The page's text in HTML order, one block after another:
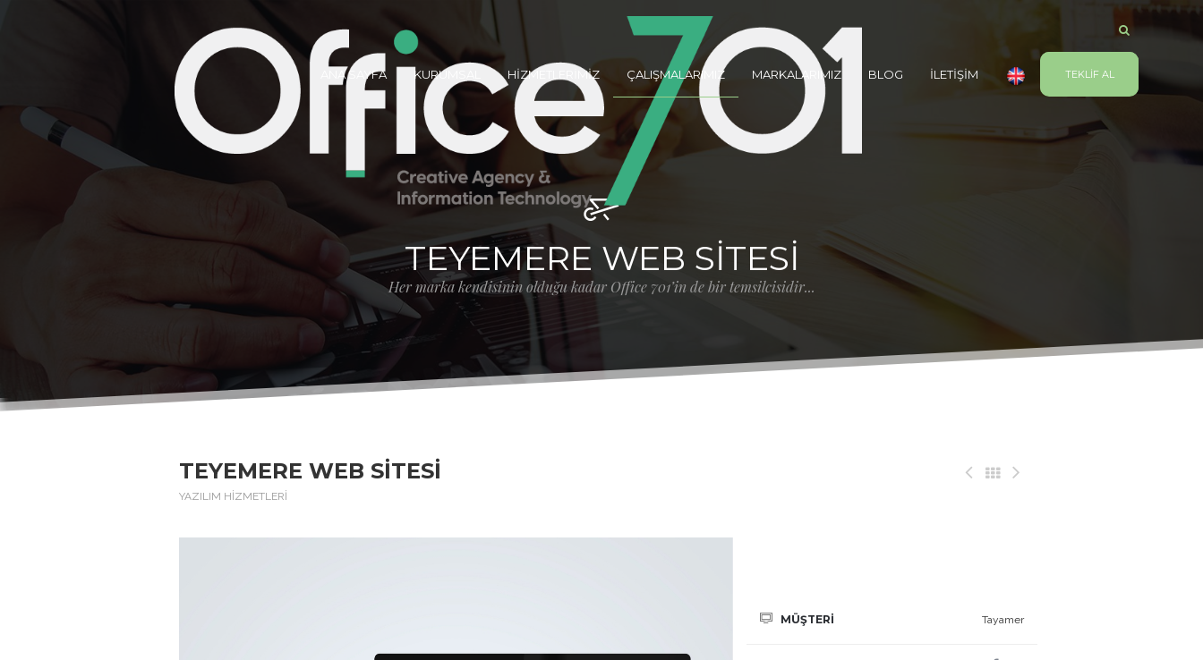
ANA SAYFA KURUMSAL HİZMETLERİMİZ ÇALIŞMALARIMIZ MARKALARIMIZ BLOG İLETİŞİM TEKLİF AL
TEYEMERE WEB SITESI
Her marka kendisinin olduğu kadar Office 701’in de bir temsilcisidir...
TEYEMERE WEB SITESI
YAZILIM HİZMETLERİ
MÜŞTERİ Tayamer